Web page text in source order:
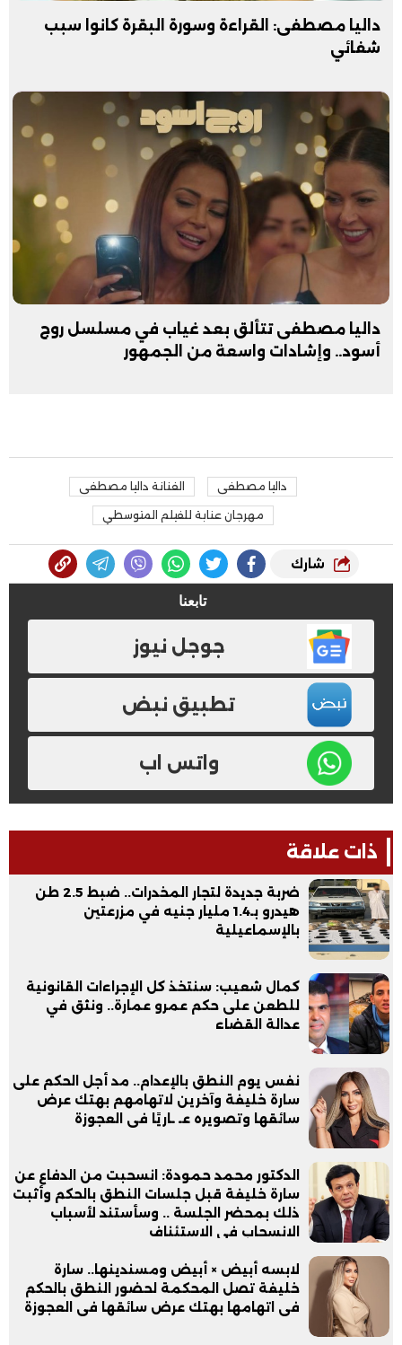
داليا مصطفى: القراءة وسورة البقرة كانوا سبب
شفائي
داليا مصطفى تتألق بعد غياب في مسلسل روج
أسود.. وإشادات واسعة من الجمهور
داليا مصطفى الفنانة داليا مصطفى
مهرجان عنابة للفيلم المتوسطي
شارك
تابعنا
جوجل نيوز
تطبيق نبض
واتس اب
ذات علاقة
ضربة جديدة لتجار المخدرات.. ضبط 2.5 طن
هيدرو بـ1.4 مليار جنيه في مزرعتين
بالإسماعيلية
كمال شعيب: سنتخذ كل الإجراءات القانونية
للطعن على حكم عمرو عمارة.. ونثق في
عدالة القضاء
نفس يوم النطق بالإعدام.. مد أجل الحكم على
سارة خليفة وآخرين لاتهامهم بهتك عرض
سائقها وتصويره عـ ـاريًا فى العجوزة
الدكتور محمد حمودة: انسحبت من الدفاع عن
سارة خليفة قبل جلسات النطق بالحكم وأثبت
ذلك بمحضر الجلسة .. وسأستند لأسباب
الانسحاب في الاستئناف
لابسه أبيض × أبيض ومسندينها.. سارة
خليفة تصل المحكمة لحضور النطق بالحكم
فى اتهامها بهتك عرض سائقها فى العجوزة